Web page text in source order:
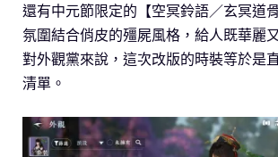
還有中元節限定的【空冥鈴語／玄冥道
氛圍結合俏皮的殭屍風格，給人既華麗
對外觀黨來說，這次改版的時裝等於是
清單。